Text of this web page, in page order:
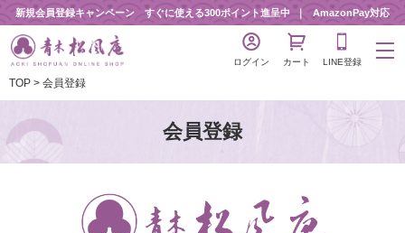
新規会員登録キャンペーン すぐに使える300ポイント進呈中 AmazonPay対応
ログイン カート LINE登録
TOP 会員登録
会員登録